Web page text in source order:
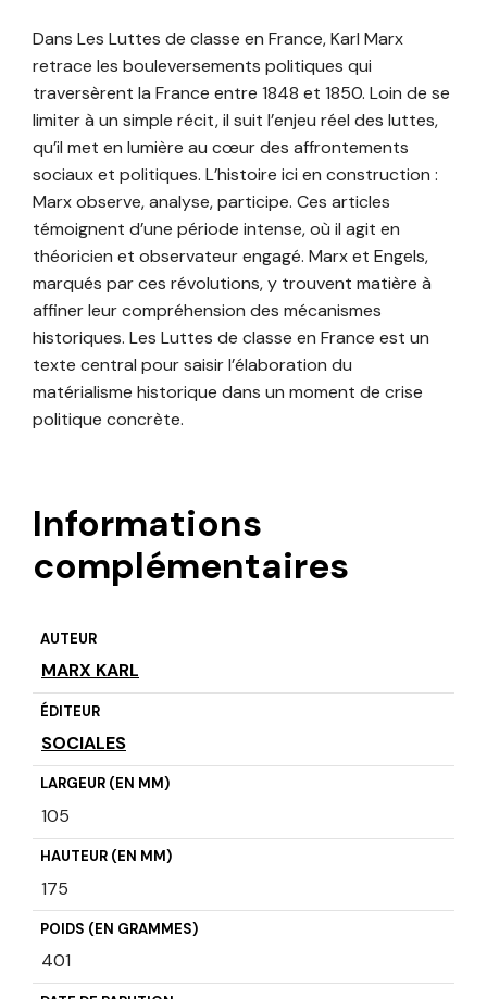
Dans Les Luttes de classe en France, Karl Marx
retrace les bouleversements politiques qui
traversèrent la France entre 1848 et 1850. Loin de se
limiter à un simple récit, il suit l’enjeu réel des luttes,
qu’il met en lumière au cœur des affrontements
sociaux et politiques. L’histoire ici en construction :
Marx observe, analyse, participe. Ces articles
témoignent d’une période intense, où il agit en
théoricien et observateur engagé. Marx et Engels,
marqués par ces révolutions, y trouvent matière à
affiner leur compréhension des mécanismes
historiques. Les Luttes de classe en France est un
texte central pour saisir l’élaboration du
matérialisme historique dans un moment de crise
politique concrète.
Informations
complémentaires
AUTEUR
MARX KARL
ÉDITEUR
SOCIALES
LARGEUR (EN MM)
105
HAUTEUR (EN MM)
175
POIDS (EN GRAMMES)
401